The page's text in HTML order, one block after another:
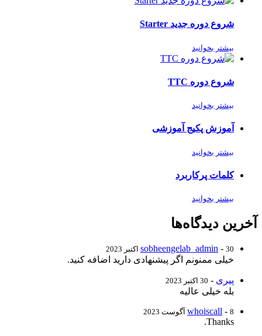
شروع دوره جدید Starter
بیشتر بخوانید
شروع دوره TTC
بیشتر بخوانید
آموزش پکیج آموزشی
بیشتر بخوانید
کلمات پرکاربرد
بیشتر بخوانید
آخرین دیدگاه‌ها
sobheengelab_admin - 30 اکتبر 2023
خیلی ممنونم اگر پیشنهادی دارید اضافه کنید.
پیری - 30 اکتبر 2023
بله خیلی عالیه
whoiscall - 8 آگوست 2023
Thanks.